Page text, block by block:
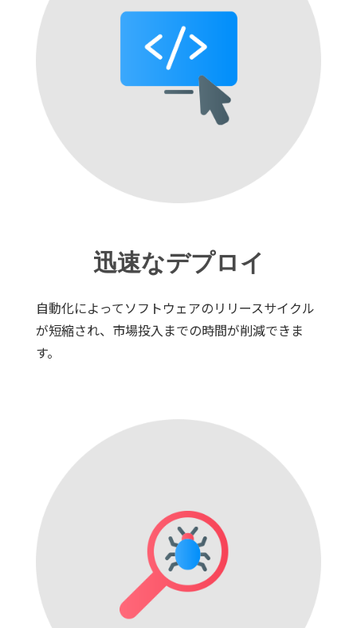
迅速なデプロイ
自動化によってソフトウェアのリリースサイクル
が短縮され、市場投入までの時間が削減できま
す。